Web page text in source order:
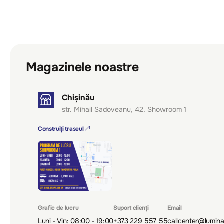
Magazinele noastre
Chișinău
str. Mihail Sadoveanu, 42, Showroom 1
Construiți traseul
Grafic de lucru
Luni - Vin: 08:00 - 19:00
Suport clienți
+373 229 557 55
Email